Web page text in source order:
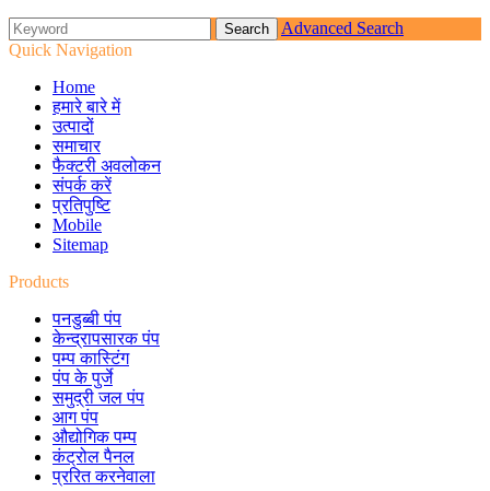
Advanced Search
Quick Navigation
Home
हमारे बारे में
उत्पादों
समाचार
फैक्टरी अवलोकन
संपर्क करें
प्रतिपुष्टि
Mobile
Sitemap
Products
पनडुब्बी पंप
केन्द्रापसारक पंप
पम्प कास्टिंग
पंप के पुर्जे
समुद्री जल पंप
आग पंप
औद्योगिक पम्प
कंट्रोल पैनल
प्ररित करनेवाला